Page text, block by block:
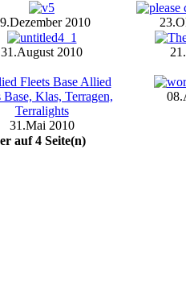
2010
31.August 2010
31.Mai 2010
auf 4 Seite(n)